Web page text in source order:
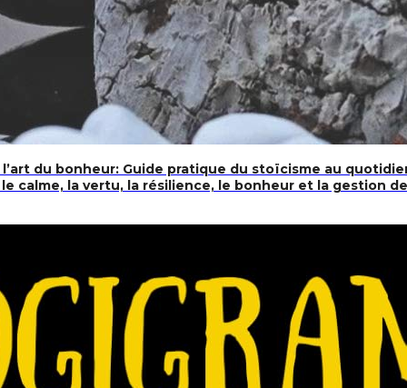
du bonheur: Guide pratique du stoïcisme au
le calme, la vertu, la résilience, le bonheur et la gestion